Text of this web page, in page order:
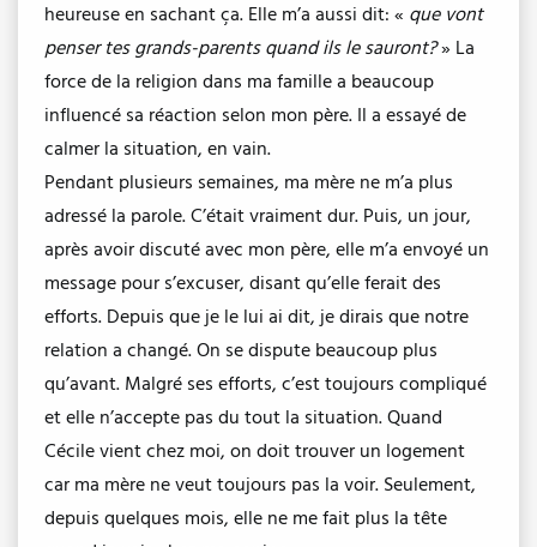
heureuse en sachant ça. Elle m’a aussi dit: « que vont
penser tes grands-parents quand ils le sauront?» La
force de la religion dans ma famille a beaucoup
influencé sa réaction selon mon père. Il a essayé de
calmer la situation, en vain.
Pendant plusieurs semaines, ma mère ne m’a plus
adressé la parole. C’était vraiment dur. Puis, un jour,
après avoir discuté avec mon père, elle m’a envoyé un
message pour s’excuser, disant qu’elle ferait des
efforts. Depuis que je le lui ai dit, je dirais que notre
relation a changé. On se dispute beaucoup plus
qu’avant. Malgré ses efforts, c’est toujours compliqué
et elle n’accepte pas du tout la situation. Quand
Cécile vient chez moi, on doit trouver un logement
car ma mère ne veut toujours pas la voir. Seulement,
depuis quelques mois, elle ne me fait plus la tête